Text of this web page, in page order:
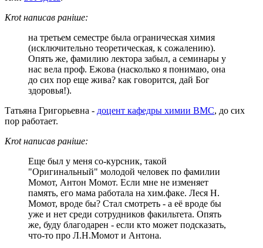
Krot написав раніше:
на третьем семестре была ограническая химия
(исключительно теоретическая, к сожалению).
Опять же, фамилию лектора забыл, а семинары у
нас вела проф. Ежова (насколько я понимаю, она
до сих пор еще жива? как говорится, дай Бог
здоровья!).
Татьяна Григорьевна - доцент кафедры химии ВМС, до сих
пор работает.
Krot написав раніше:
Еще был у меня со-курсник, такой
"Оригинальный" молодой человек по фамилии
Момот, Антон Момот. Если мне не изменяет
память, его мама работала на хим.факе. Леся Н.
Момот, вроде бы? Стал смотреть - а её вроде бы
уже и нет среди сотрудников факильтета. Опять
же, буду благодарен - если кто может подсказать,
что-то про Л.Н.Момот и Антона.